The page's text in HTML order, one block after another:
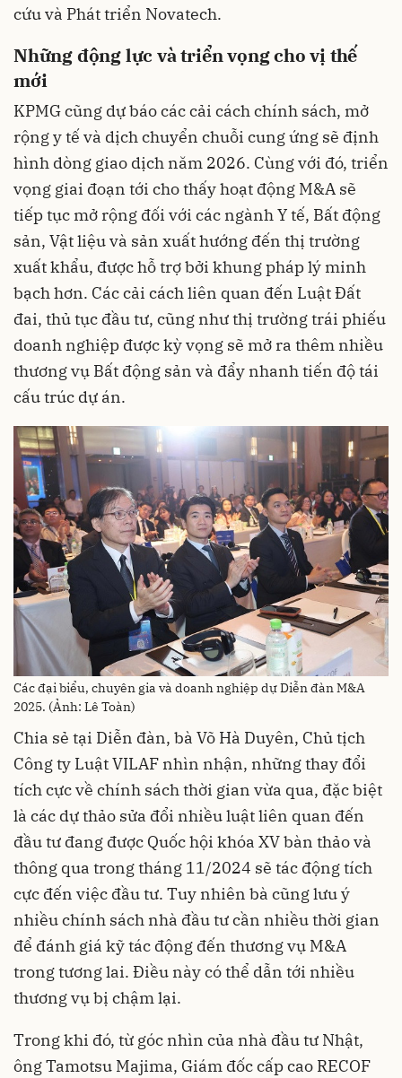
cứu và Phát triển Novatech.
Những động lực và triển vọng cho vị thế
mới
KPMG cũng dự báo các cải cách chính sách, mở
rộng y tế và dịch chuyển chuỗi cung ứng sẽ định
hình dòng giao dịch năm 2026. Cùng với đó, triển
vọng giai đoạn tới cho thấy hoạt động M&A sẽ
tiếp tục mở rộng đối với các ngành Y tế, Bất động
sản, Vật liệu và sản xuất hướng đến thị trường
xuất khẩu, được hỗ trợ bởi khung pháp lý minh
bạch hơn. Các cải cách liên quan đến Luật Đất
đai, thủ tục đầu tư, cũng như thị trường trái phiếu
doanh nghiệp được kỳ vọng sẽ mở ra thêm nhiều
thương vụ Bất động sản và đẩy nhanh tiến độ tái
cấu trúc dự án.
Các đại biểu, chuyên gia và doanh nghiệp dự Diễn đàn M&A
2025. (Ảnh: Lê Toàn)
Chia sẻ tại Diễn đàn, bà Võ Hà Duyên, Chủ tịch
Công ty Luật VILAF nhìn nhận, những thay đổi
tích cực về chính sách thời gian vừa qua, đặc biệt
là các dự thảo sửa đổi nhiều luật liên quan đến
đầu tư đang được Quốc hội khóa XV bàn thảo và
thông qua trong tháng 11/2024 sẽ tác động tích
cực đến việc đầu tư. Tuy nhiên bà cũng lưu ý
nhiều chính sách nhà đầu tư cần nhiều thời gian
để đánh giá kỹ tác động đến thương vụ M&A
trong tương lai. Điều này có thể dẫn tới nhiều
thương vụ bị chậm lại.
Trong khi đó, từ góc nhìn của nhà đầu tư Nhật,
ông Tamotsu Majima, Giám đốc cấp cao RECOF